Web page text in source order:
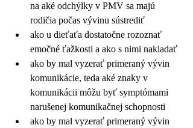
na aké odchýlky v PMV sa majú
rodičia počas vývinu sústrediť
ako u dieťaťa dostatočne rozoznať
emočné ťažkosti a ako s nimi nakladať
ako by mal vyzerať primeraný vývin
komunikácie, teda aké znaky v
komunikácii môžu byť symptómami
narušenej komunikačnej schopnosti
ako by mal vyzerať primeraný vývin